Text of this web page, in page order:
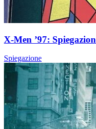
X-Men ’97:
Spiegazione